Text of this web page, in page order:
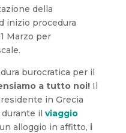
della
inizio procedura
Marzo per
burocratica per il
a tutto noi!Il
in Grecia
il viaggio
alloggio in affitto, i